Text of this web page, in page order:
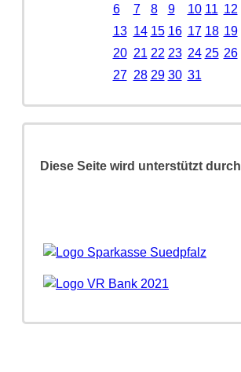
6
7 8 9 10 11 12
13 14 15 16 17 18 19
20 21 22 23 24 25 26
27 28 29 30 31
Diese Seite wird unterstützt durch